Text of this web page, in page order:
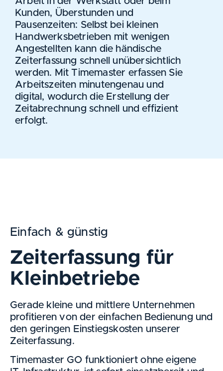
Kunden, Überstunden und
Pausenzeiten: Selbst bei kleinen
Handwerksbetrieben mit wenigen
Angestellten kann die händische
Zeiterfassung schnell unübersichtlich
werden. Mit Timemaster erfassen Sie
Arbeitszeiten minutengenau und
digital, wodurch die Erstellung der
Zeitabrechnung schnell und effizient
erfolgt.
Einfach & günstig
Zeiterfassung für
Kleinbetriebe
Gerade kleine und mittlere Unternehmen
profitieren von der einfachen Bedienung und
den geringen Einstiegskosten unserer
Zeiterfassung.
Timemaster GO funktioniert ohne eigene